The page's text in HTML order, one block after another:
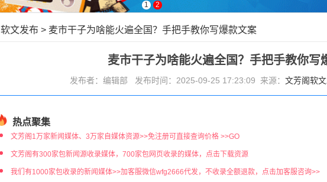
1 2
软文发布 > 麦市干子为啥能火遍全国？手把手教你写爆款文案
麦市干子为啥能火遍全国？手把手教你写
发布者：编辑部 发布时间：2025-09-25 17:23:09 来源： 文芳阁软
热点聚集
文芳阁1万家新闻媒体、3万家自媒体资源>>免注册可直接查询价格 >>GO
文芳阁有300家包新闻源收录媒体，700家包网页收录的媒体，点击下载资源
我们有1000家包收录的新闻媒体>>加客服微信wfg2666代发，不收录全额退款，点击加客服咨询>>